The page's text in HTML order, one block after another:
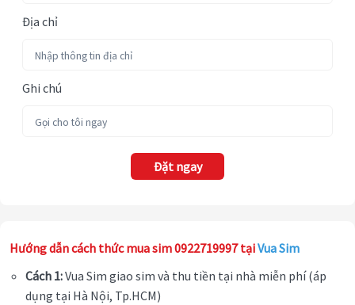
Địa chỉ
Ghi chú
Đặt ngay
Hướng dẫn cách thức mua sim 0922719997 tạiVua Sim
Cách 1:Vua Sim giao sim và thu tiền tại nhà miễn phí (áp
dụng tại Hà Nội, Tp.HCM)